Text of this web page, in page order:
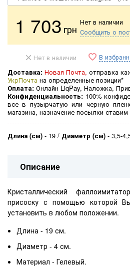
1 703 грн
Нет в наличии
Сообщить о
Нет в наличии В
Доставка: Новая Почта, отправка
УкрПочта на определенные позиции*
Оплата: Онлайн LiqPay, Наложка,
Конфиденциальность: 100%
все в пузырчатую или черную
магазина, назначение посылки
Длина (см) - 19 Диаметр (см) - 3,5-
Описание
Кристаллический
присоску с помощью которой
установить в любом положении.
Длина - 19 см.
Диаметр - 4 см.
Материал - Гелевый.